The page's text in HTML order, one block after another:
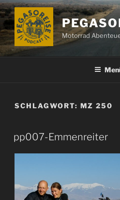
Zum
Inhalt
springen
Motorrad
SCHLAGWORT: MZ 250
pp007-Emmenreiter